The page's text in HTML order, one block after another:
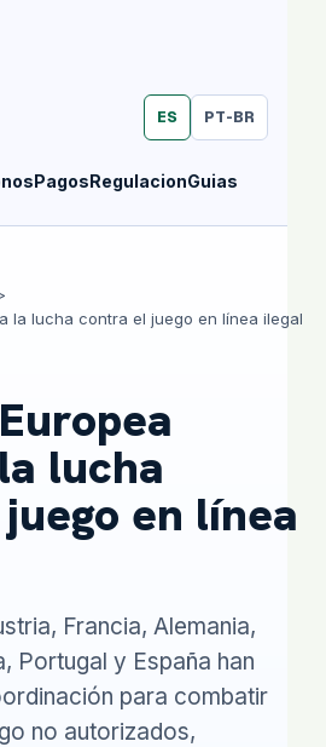
PagosRegulacionGuias
ES PT-BR
la lucha contra el juego en línea ilegal
lucha
en línea
Francia, Alemania,
Portugal y España han
para combatir
no autorizados,